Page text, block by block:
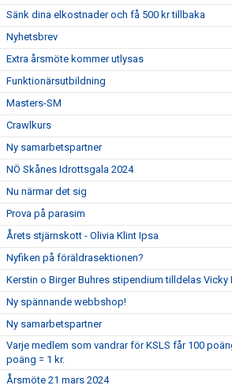
Sänk dina elkostnader och få 500 kr tillbaka
Nyhetsbrev
Extra årsmöte kommer utlysas
Funktionärsutbildning
Masters-SM
Crawlkurs
Ny samarbetspartner
NÖ Skånes Idrottsgala 2024
Nu närmar det sig
Prova på parasim
Årets stjärnskott - Olivia Klint Ipsa
Nyfiken på föräldrasektionen?
Kerstin o Birger Buhres stipendium tilldelas Vicky
Ny spännande webbshop!
Ny samarbetspartner
Varje medlem som vandrar för KSLS får 100
poäng = 1 kr.
Årsmöte 21 mars 2024